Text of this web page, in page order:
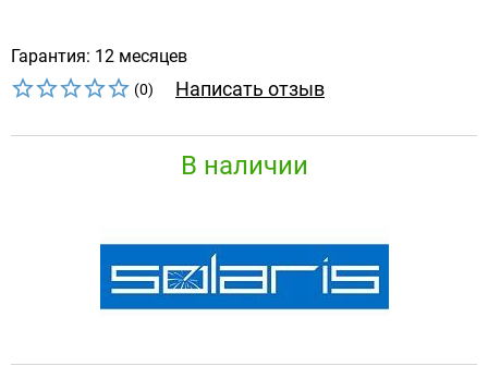
Гарантия: 12 месяцев
(0) Написать отзыв
В наличии